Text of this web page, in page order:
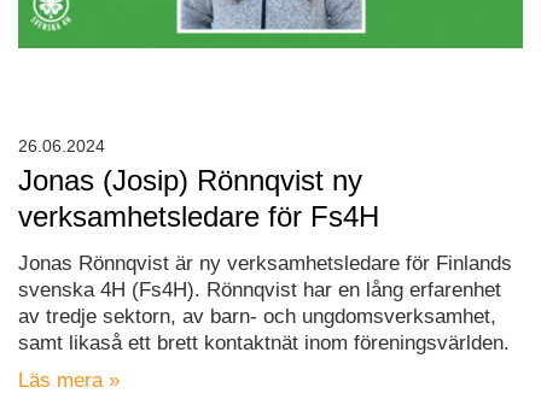
Jonas (Josip) Rönnqvist ny
verksamhetsledare för Fs4H
Jonas Rönnqvist är ny verksamhetsledare för Finlands
svenska 4H (Fs4H). Rönnqvist har en lång erfarenhet
av tredje sektorn, av barn- och ungdomsverksamhet,
samt likaså ett brett kontaktnät inom föreningsvärlden.
Läs mera »
26.06.2024